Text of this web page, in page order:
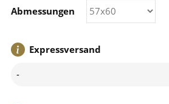
Expressversand
-
Abmessungen